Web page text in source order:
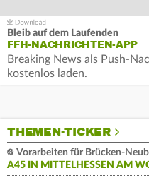
Bleib auf dem Laufenden
FFH-NACHRICHTEN-APP
Breaking News als Push-
kostenlos laden.
THEMEN-TICKER
Vorarbeiten für Brücken-
A45 IN MITTELHESSEN AM